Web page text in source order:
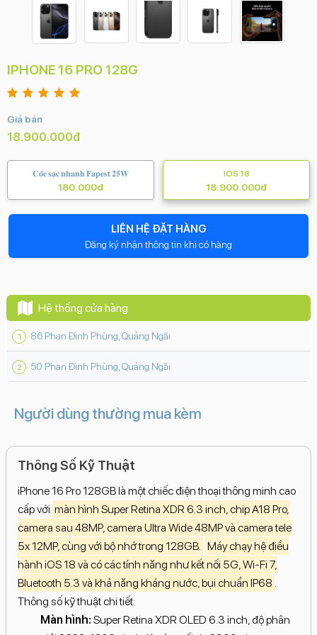
IPHONE 16 PRO 128G
Giá bán
18.900.000đ
𝐂𝐨̂́𝐜 𝐬𝐚̣𝐜 𝐧𝐡𝐚𝐧𝐡 𝐅𝐚𝐩𝐞𝐬𝐭 𝟐𝟓𝐖
180.000đ
IOS 18
18.900.000đ
LIÊN HỆ ĐẶT HÀNG
Đăng ký nhận thông tin khi có hàng
Hệ thống cửa hàng
86 Phan Đình Phùng, Quảng Ngãi
50 Phan Đình Phùng, Quảng Ngãi
Người dùng thường mua kèm
Thông Số Kỹ Thuật
iPhone 16 Pro 128GB là một chiếc điện thoại thông minh cao
cấp với màn hình Super Retina XDR 6.3 inch, chip A18 Pro,
camera sau 48MP, camera Ultra Wide 48MP và camera tele
5x 12MP, cùng với bộ nhớ trong 128GB. Máy chạy hệ điều
hành iOS 18 và có các tính năng như kết nối 5G, Wi-Fi 7,
Bluetooth 5.3 và khả năng kháng nước, bụi chuẩn IP68 .
Thông số kỹ thuật chi tiết:
Màn hình: Super Retina XDR OLED 6.3 inch, độ phân